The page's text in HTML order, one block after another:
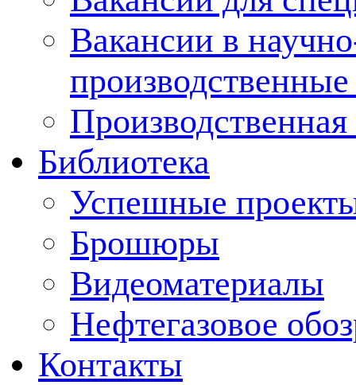
Вакансии в
Производственная
Библиотека
Успешные
Брошюры
Видеоматериалы
Нефтегазовое
Контакты